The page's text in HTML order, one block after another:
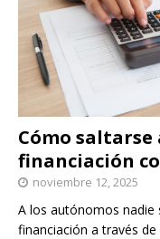
Cómo saltarse
financiación
noviembre 12, 2025
A los autónomos nadie
financiación a través